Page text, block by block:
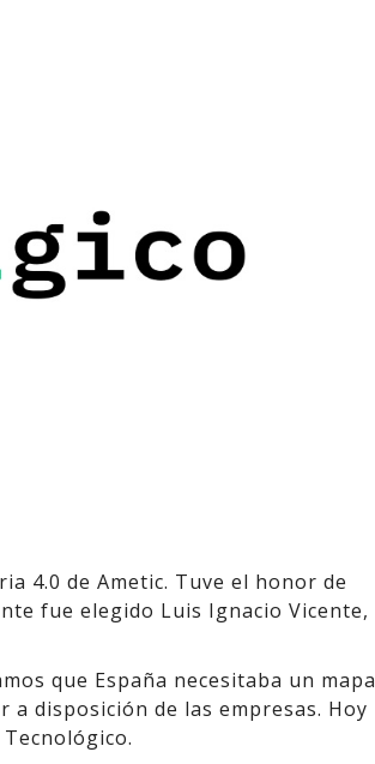
4.0 de Ametic. Tuve el honor de
fue elegido Luis Ignacio Vicente,
que España necesitaba un mapa
a disposición de las empresas. Hoy